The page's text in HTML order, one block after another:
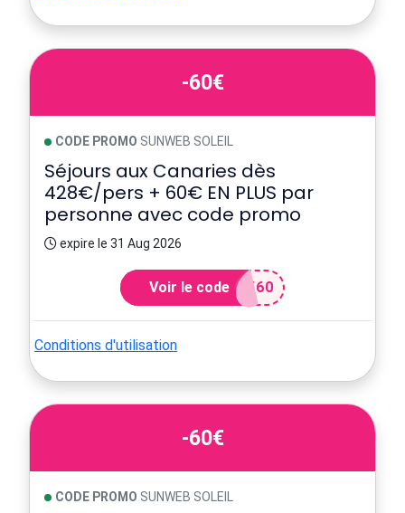
-60€
CODE PROMO SUNWEB SOLEIL
Séjours aux Canaries dès
428€/pers + 60€ EN PLUS par
personne avec code promo
expire le 31 Aug 2026
Voir le code T60
Conditions d'utilisation
-60€
CODE PROMO SUNWEB SOLEIL